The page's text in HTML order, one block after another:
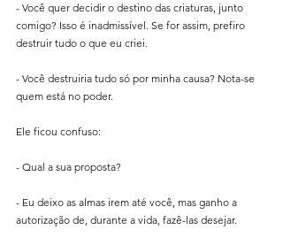
- Você quer decidir o destino das criaturas, junto
comigo? Isso é inadmissível. Se for assim, prefiro
destruir tudo o que eu criei.
- Você destruiria tudo só por minha causa? Nota-se
quem está no poder.
Ele ficou confuso:
- Qual a sua proposta?
- Eu deixo as almas irem até você, mas ganho a
autorização de, durante a vida, fazê-las desejar.